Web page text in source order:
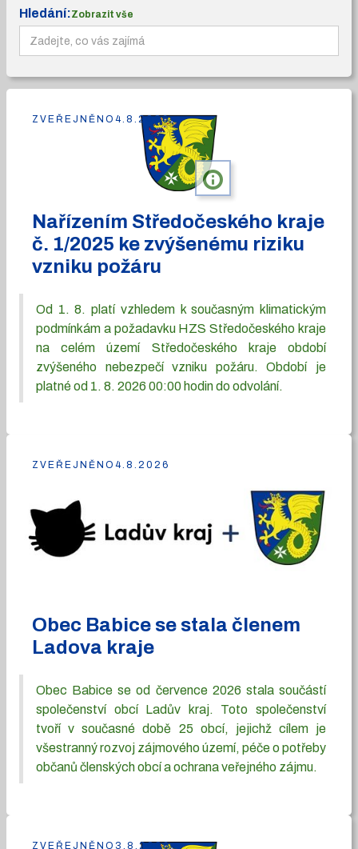
Hledání:Zobrazit vše
info
Nařízením Středočeského kraje
č. 1/2025 ke zvýšenému riziku
vzniku požáru
Od 1. 8. platí vzhledem k současným klimatickým
podmínkám a požadavku HZS Středočeského kraje
na celém území Středočeského kraje období
zvýšeného nebezpečí vzniku požáru. Období je
platné od 1. 8. 2026 00:00 hodin do odvolání.
ZVEŘEJNĚNO 4.8.2026
Obec Babice se stala členem
Ladova kraje
Obec Babice se od července 2026 stala součástí
společenství obcí Ladův kraj. Toto společenství
tvoří v současné době 25 obcí, jejichž cílem je
všestranný rozvoj zájmového území, péče o potřeby
občanů členských obcí a ochrana veřejného zájmu.
ZVEŘEJNĚNO 4.8.2026
ZVEŘEJNĚNO 3.8.2026